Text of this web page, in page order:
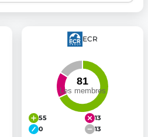
ECR
55
13
0
13